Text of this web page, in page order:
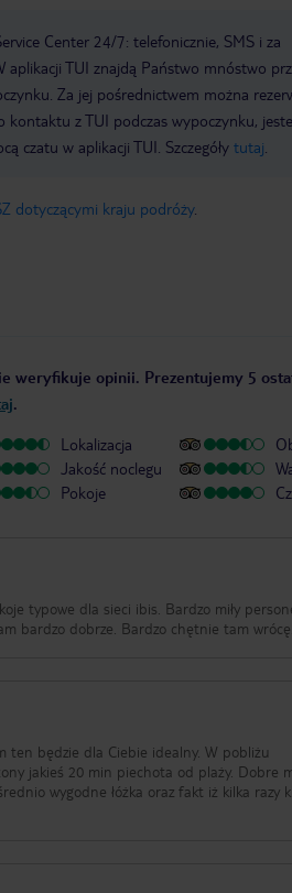
Center 24/7: telefonicznie, SMS i za
aplikacji TUI znajdą Państwo mnóstwo
Za jej pośrednictwem można
z TUI podczas wypoczynku,
czatu w aplikacji TUI. Szczegóły tutaj
dotyczącymi kraju podróży.
weryfikuje opinii. Prezentujemy 5
.
Lokalizacja
Jakość noclegu
Pokoje
typowe dla sieci ibis. Bardzo miły
bardzo dobrze. Bardzo chętnie tam wrócę.
ten będzie dla Ciebie idealny. W pobliżu
jakieś 20 min piechota od plaży. Dobre